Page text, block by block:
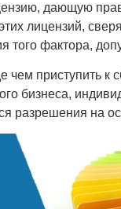
дающую
лицензий,
того фактора,
чем приступить
бизнеса,
разрешения на